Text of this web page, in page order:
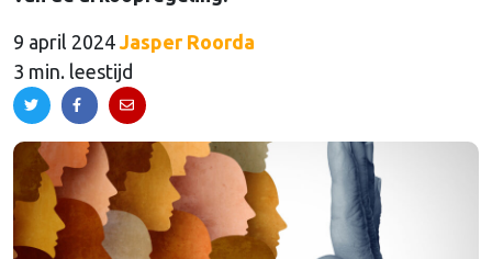
9 april 2024 Jasper Roorda
3 min. leestijd